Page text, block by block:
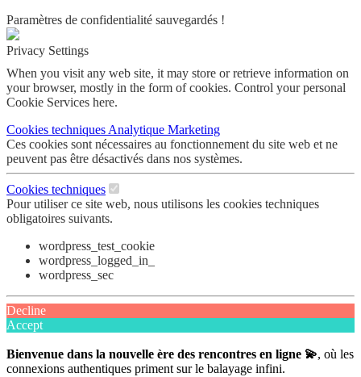
Paramètres de confidentialité sauvegardés !
Privacy Settings
When you visit any web site, it may store or retrieve information on
your browser, mostly in the form of cookies. Control your personal
Cookie Services here.
Cookies techniques Analytique Marketing
Ces cookies sont nécessaires au fonctionnement du site web et ne
peuvent pas être désactivés dans nos systèmes.
Cookies techniques
Pour utiliser ce site web, nous utilisons les cookies techniques
obligatoires suivants.
wordpress_test_cookie
wordpress_logged_in_
wordpress_sec
Decline
Accept
Bienvenue dans la nouvelle ère des rencontres en ligne 💫, où les
connexions authentiques priment sur le balayage infini.